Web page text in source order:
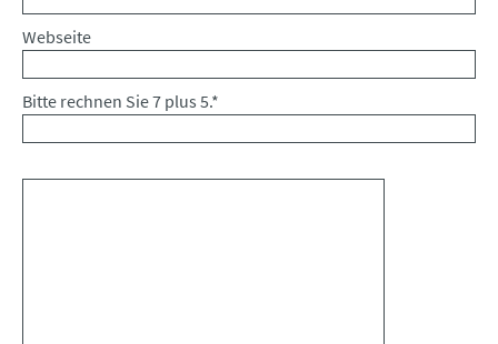
Webseite
Bitte rechnen Sie 7 plus 5.*